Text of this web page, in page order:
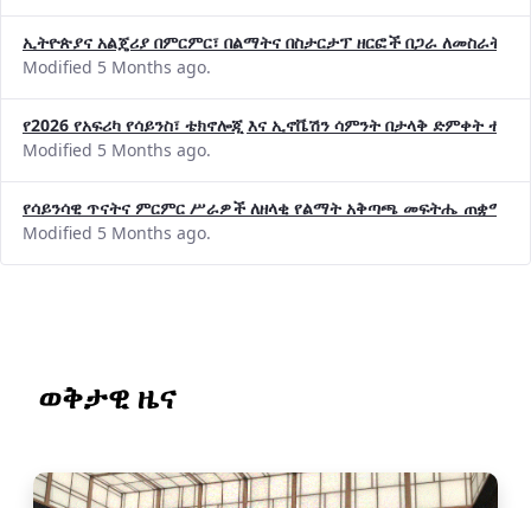
ኢትዮጵያና አልጄሪያ በምርምር፣ በልማትና በስታርታፕ ዘርፎች በጋራ ለመስራት
Modified 5 Months ago.
የ2026 የአፍሪካ የሳይንስ፣ ቴክኖሎጂ እና ኢኖቬሽን ሳምንት በታላቅ ድምቀት
Modified 5 Months ago.
የሳይንሳዊ ጥናትና ምርምር ሥራዎች ለዘላቂ የልማት አቅጣጫ መፍትሔ ጠቋሚ
Modified 5 Months ago.
ወቅታዊ ዜና